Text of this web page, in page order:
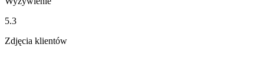
5.3
Zdjęcia klientów